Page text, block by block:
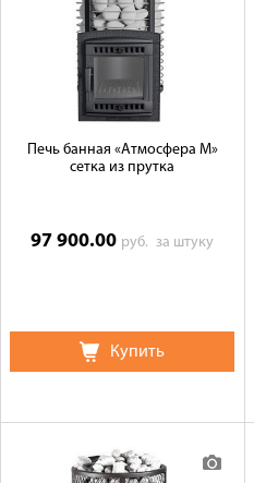
Печь банная «Атмосфера М»
сетка из прутка
97 900.00 руб.за штуку
Купить